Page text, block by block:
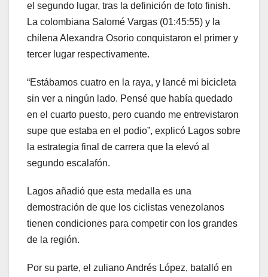
el segundo lugar, tras la definición de foto finish.
La colombiana Salomé Vargas (01:45:55) y la
chilena Alexandra Osorio conquistaron el primer y
tercer lugar respectivamente.
“Estábamos cuatro en la raya, y lancé mi bicicleta
sin ver a ningún lado. Pensé que había quedado
en el cuarto puesto, pero cuando me entrevistaron
supe que estaba en el podio”, explicó Lagos sobre
la estrategia final de carrera que la elevó al
segundo escalafón.
Lagos añadió que esta medalla es una
demostración de que los ciclistas venezolanos
tienen condiciones para competir con los grandes
de la región.
Por su parte, el zuliano Andrés López, batalló en